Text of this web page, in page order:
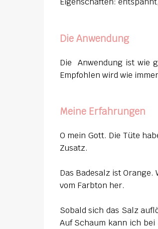
Die Anwendung
Die Anwendung ist wie
Empfohlen wird wie
Meine Erfahrungen
O mein Gott. Die Tüte
Zusatz.
Das Badesalz ist
vom Farbton her.
Sobald sich das Salz
Auf Schaum kann ich